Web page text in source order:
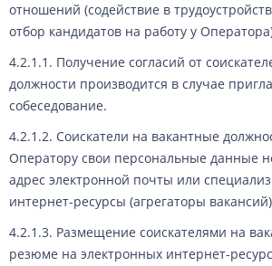
отношений (содействие в
отбор кандидатов на работу у
4.2.1.1. Получение согласий от
должности производится в случае
собеседование.
4.2.1.2. Соискатели на вакантные
Оператору свои персональные данные
адрес электронной почты или
интернет-ресурсы (агрегаторы
4.2.1.3. Размещение соискателями на
резюме на электронных интернет-